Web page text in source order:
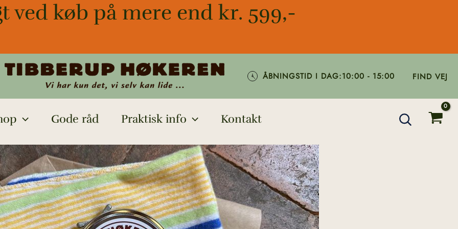
ved køb på mere end kr. 599,-
ÅBNINGSTID I DAG:10:00 - 15:00 FIND VEJ
Gode råd Praktisk info Kontakt